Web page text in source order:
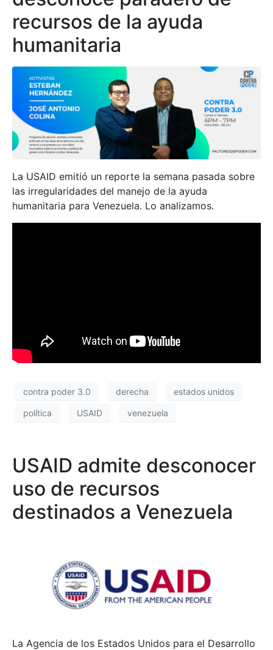
recursos de la ayuda
humanitaria
La USAID emitió un reporte la semana pasada sobre
las irregularidades del manejo de la ayuda
humanitaria para Venezuela. Lo analizamos.
contra poder 3.0 derecha estados unidos
política USAID venezuela
USAID admite desconocer
uso de recursos
destinados a Venezuela
La Agencia de los Estados Unidos para el Desarrollo